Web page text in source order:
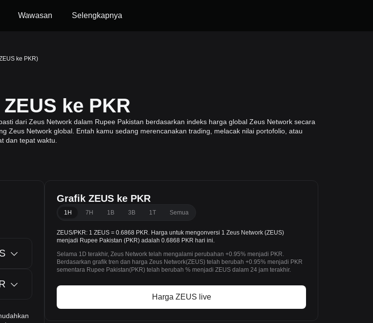
Wawasan Selengkapnya
ke PKR)
ke PKR
dari Zeus Network dalam Rupee Pakistan berdasarkan indeks harga global Zeus Network secara
Zeus Network global. Entah kamu sedang merencanakan trading, melacak nilai portofolio, atau
dan tepat waktu.
Grafik ZEUS ke PKR
1H 7H 1B 3B 1T Semua
ZEUS/PKR: 1 ZEUS = 0.6868 PKR. Harga untuk mengonversi 1 Zeus Network (ZEUS)
menjadi Rupee Pakistan (PKR) adalah 0.6868 PKR hari ini.
Selama 1D terakhir, Zeus Network telah mengalami perubahan +0.95% menjadi PKR.
Berdasarkan grafik tren dan harga Zeus Network(ZEUS) telah berubah +0.95% menjadi PKR
sementara Rupee Pakistan(PKR) telah berubah % menjadi ZEUS dalam 24 jam terakhir.
Harga ZEUS live